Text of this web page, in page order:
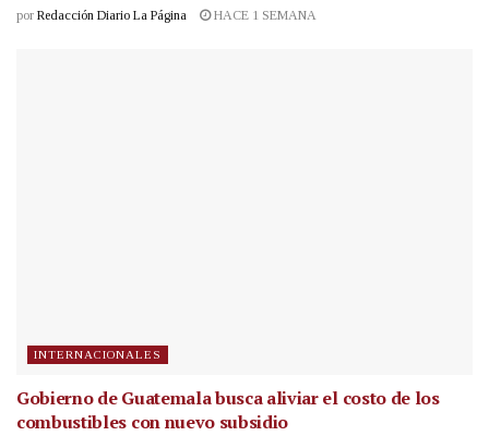
por Redacción Diario La Página HACE 1 SEMANA
INTERNACIONALES
Gobierno de Guatemala busca aliviar el costo de los
combustibles con nuevo subsidio